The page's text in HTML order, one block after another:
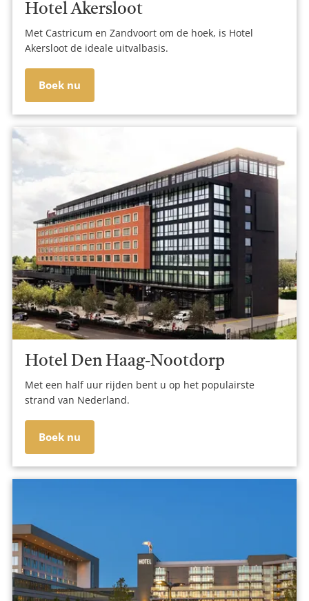
Hotel Akersloot
Met Castricum en Zandvoort om de hoek, is Hotel
Akersloot de ideale uitvalbasis.
Boek nu
Hotel Den Haag-Nootdorp
Met een half uur rijden bent u op het populairste
strand van Nederland.
Boek nu